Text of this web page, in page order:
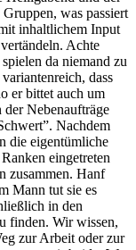
was passiert
inhaltlichem Input
Achte
da niemand zu
dass
er bittet auch um
Nebenaufträge
Nachdem
die eigentümliche
eingetreten
zusammen. Hanf
Mann tut sie es
in den
finden. Wir wissen,
zur Arbeit oder zur